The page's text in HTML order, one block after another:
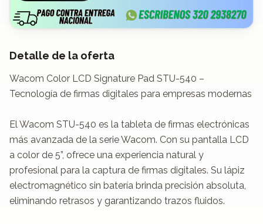
Detalle de la oferta
Wacom Color LCD Signature Pad STU-540 –
Tecnología de firmas digitales para empresas modernas
El Wacom STU-540 es la tableta de firmas electrónicas
más avanzada de la serie Wacom. Con su pantalla LCD
a color de 5”, ofrece una experiencia natural y
profesional para la captura de firmas digitales. Su lápiz
electromagnético sin batería brinda precisión absoluta,
eliminando retrasos y garantizando trazos fluidos.